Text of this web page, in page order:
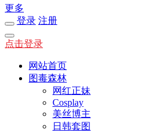
更多
登录 注册
点击登录
网站首页
图毒森林
网红正妹
Cosplay
美丝博主
日韩套图